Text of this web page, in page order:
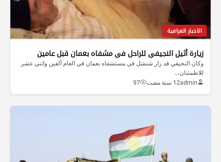
الاخبار العراقية
زيارة أثيل النجيفي للراحل في مشفاه بعمان قبل عامين
وكان النجيفي قد زار شنشل في مستشفاه بعمان في العام ألفين واثني عشر
للاطمئنان…
admin12 سنة مضت 97